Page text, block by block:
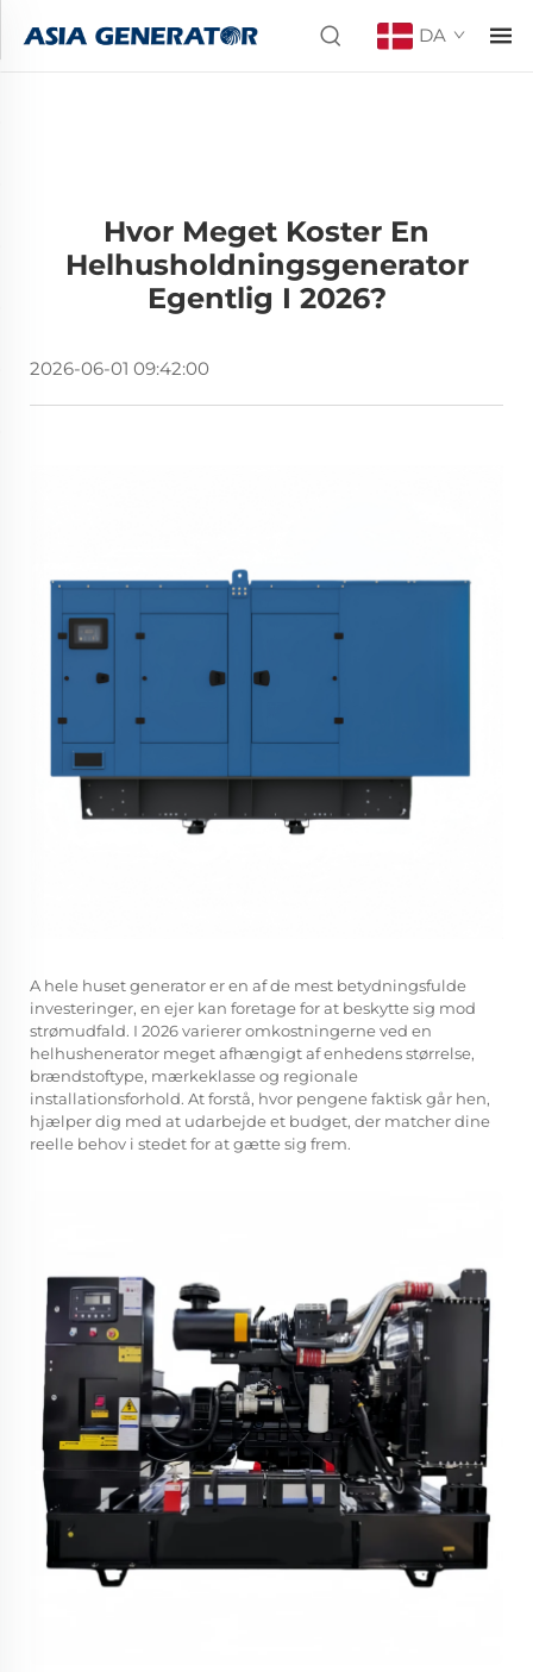
DA
Hvor Meget Koster En
Helhusholdningsgenerator
Egentlig I 2026?
2026-06-01 09:42:00
A hele huset generatorer en af de mest betydningsfulde
investeringer, en ejer kan foretage for at beskytte sig mod
strømudfald. I 2026 varierer omkostningerne ved en
helhushenerator meget afhængigt af enhedens størrelse,
brændstoftype, mærkeklasse og regionale
installationsforhold. At forstå, hvor pengene faktisk går hen,
hjælper dig med at udarbejde et budget, der matcher dine
reelle behov i stedet for at gætte sig frem.